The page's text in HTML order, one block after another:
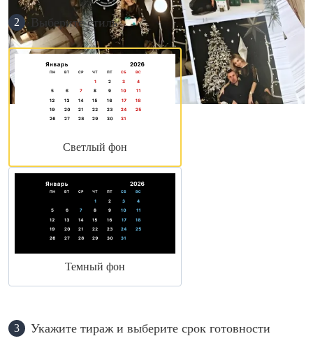
2 Выберите стиль
Светлый фон
Темный фон
3 Укажите тираж и выберите срок готовности